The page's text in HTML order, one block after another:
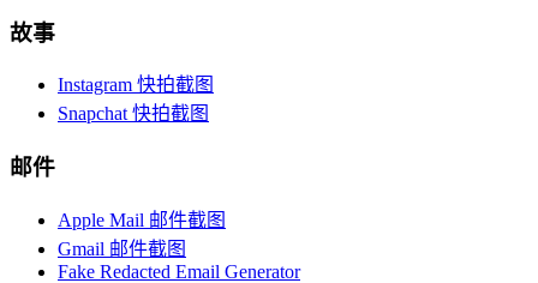
故事
Instagram 快拍截图
Snapchat 快拍截图
邮件
Apple Mail 邮件截图
Gmail 邮件截图
Fake Redacted Email Generator